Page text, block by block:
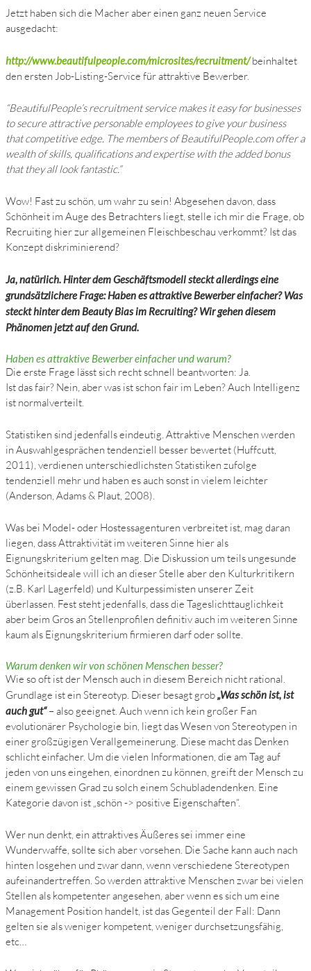
Jetzt haben sich die Macher aber einen ganz neuen Service
ausgedacht:
http://www.beautifulpeople.com/microsites/recruitment/beinhaltet
den ersten Job-Listing-Service für attraktive Bewerber.
“BeautifulPeople’s recruitment service makes it easy for businesses
to secure attractive personable employees to give your business
that competitive edge. The members of BeautifulPeople.com offer a
wealth of skills, qualifications and expertise with the added bonus
that they all look fantastic.”
Wow! Fast zu schön, um wahr zu sein! Abgesehen davon, dass
Schönheit im Auge des Betrachters liegt, stelle ich mir die Frage, ob
Recruiting hier zur allgemeinen Fleischbeschau verkommt? Ist das
Konzept diskriminierend?
Ja, natürlich. Hinter dem Geschäftsmodell steckt allerdings eine
grundsätzlichere Frage: Haben es attraktive Bewerber einfacher? Was
steckt hinter dem Beauty Bias im Recruiting? Wir gehen diesem
Phänomen jetzt auf den Grund.
Haben es attraktive Bewerber einfacher und warum?
Die erste Frage lässt sich recht schnell beantworten: Ja.
Ist das fair? Nein, aber was ist schon fair im Leben? Auch Intelligenz
ist normalverteilt.
Statistiken sind jedenfalls eindeutig. Attraktive Menschen werden
in Auswahlgesprächen tendenziell besser bewertet (Huffcutt,
2011), verdienen unterschiedlichsten Statistiken zufolge
tendenziell mehr und haben es auch sonst in vielem leichter
(Anderson, Adams & Plaut, 2008).
Was bei Model- oder Hostessagenturen verbreitet ist, mag daran
liegen, dass Attraktivität im weiteren Sinne hier als
Eignungskriterium gelten mag. Die Diskussion um teils ungesunde
Schönheitsideale will ich an dieser Stelle aber den Kulturkritikern
(z.B. Karl Lagerfeld) und Kulturpessimisten unserer Zeit
überlassen. Fest steht jedenfalls, dass die Tageslichttauglichkeit
aber beim Gros an Stellenprofilen definitiv auch im weiteren Sinne
kaum als Eignungskriterium firmieren darf oder sollte.
Warum denken wir von schönen Menschen besser?
Wie so oft ist der Mensch auch in diesem Bereich nicht rational.
Grundlage ist ein Stereotyp. Dieser besagt grob„Was schön ist, ist
auch gut“– also geeignet. Auch wenn ich kein großer Fan
evolutionärer Psychologie bin, liegt das Wesen von Stereotypen in
einer großzügigen Verallgemeinerung. Diese macht das Denken
schlicht einfacher. Um die vielen Informationen, die am Tag auf
jeden von uns eingehen, einordnen zu können, greift der Mensch zu
einem gewissen Grad zu solch einem Schubladendenken. Eine
Kategorie davon ist „schön -> positive Eigenschaften“.
Wer nun denkt, ein attraktives Äußeres sei immer eine
Wunderwaffe, sollte sich aber vorsehen. Die Sache kann auch nach
hinten losgehen und zwar dann, wenn verschiedene Stereotypen
aufeinandertreffen. So werden attraktive Menschen zwar bei vielen
Stellen als kompetenter angesehen, aber wenn es sich um eine
Management Position handelt, ist das Gegenteil der Fall: Dann
gelten sie als weniger kompetent, weniger durchsetzungsfähig,
etc…